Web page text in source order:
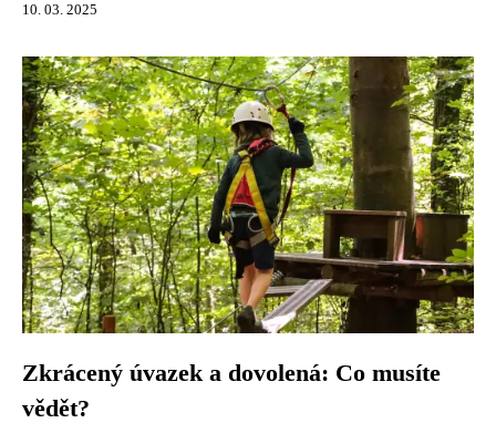
10. 03. 2025
Zkrácený úvazek a dovolená: Co musíte
vědět?